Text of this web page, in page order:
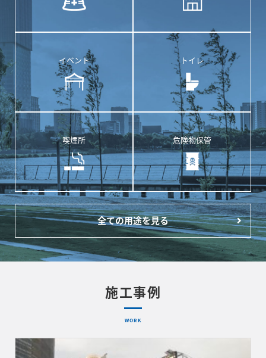
イベント トイレ
喫煙所 危険物保管
全ての用途を見る
施工事例
WORK